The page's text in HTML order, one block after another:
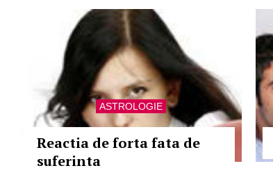
ASTROLOGIE
Reactia de forta fata de
suferinta